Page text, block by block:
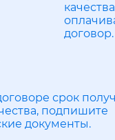
договор.
срок
подпишите
документы.